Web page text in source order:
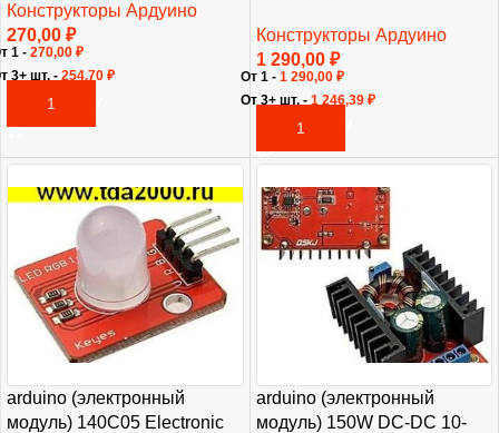
Конструкторы Ардуино
270,00 ₽
В КОРЗИНУ
1 - 270,00 ₽
3+ шт. - 254,70 ₽
Конструкторы Ардуино
1 290,00 ₽
В КОРЗИНУ
От 1 - 1 290,00 ₽
От 3+ шт. - 1 246,39 ₽
arduino (электронный
модуль) 140C05 Electronic
arduino (электронный
модуль) 150W DC-DC 10-